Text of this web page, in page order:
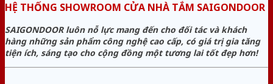
HỆ THỐNG SHOWROOM CỬA NHÀ TẮM SAIGONDOOR
SAIGONDOOR luôn nỗ lực mang đến cho đối tác và khách
hàng những sản phẩm công nghệ cao cấp, có giá trị gia tăng
tiện ích, sáng tạo cho cộng đồng một tương lai tốt đẹp hơn!